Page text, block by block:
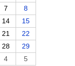
7
8
14
15
21
22
28
29
4 5